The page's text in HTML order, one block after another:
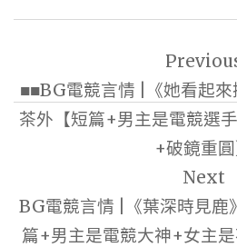
導
覽
■■BG電競言情 |《她看起
茶外【短篇+男主是電競選
+破鏡重圓
Next
BG電競言情 |《葉深時見鹿
篇+男主是電競大神+女主是